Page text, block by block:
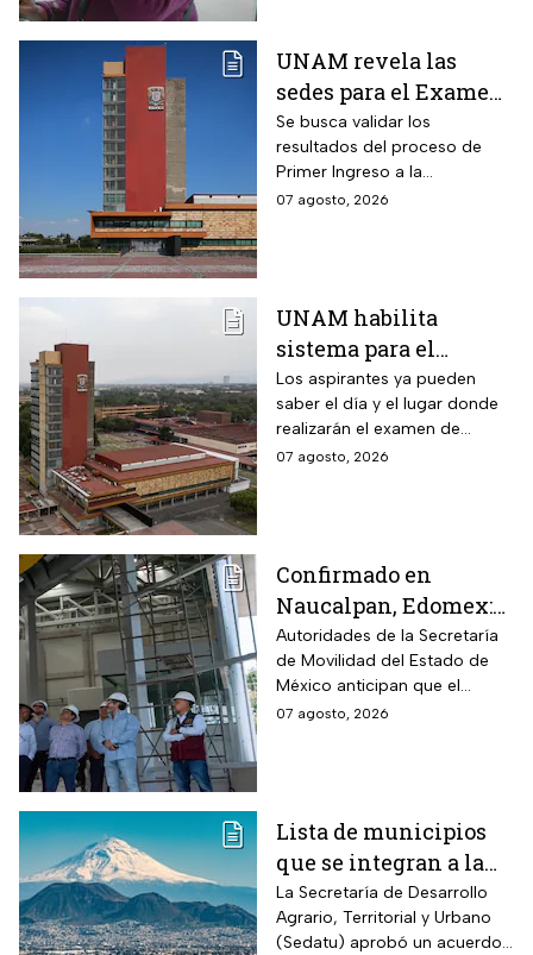
UNAM revela las
sedes para el Examen
de control 2026;
consulta dónde será
Se busca validar los
resultados del proceso de
Primer Ingreso a la
Licenciatura luego de
07 agosto, 2026
UNAM habilita
sistema para el
examen de control: así
puedes consultar
fecha, hora y sede
Los aspirantes ya pueden
saber el día y el lugar donde
realizarán el examen de
control de forma presencial
07 agosto, 2026
Confirmado en
Naucalpan, Edomex:
la Línea 3 del
Mexicable llega al
71,4% de avance y
anuncian cuándo
Autoridades de la Secretaría
de Movilidad del Estado de
México anticipan que el
transporte teleférico reducirá
07 agosto, 2026
Lista de municipios
que se integran a la
Zona Metropolitana
del Valle de México
La Secretaría de Desarrollo
Agrario, Territorial y Urbano
(Sedatu) aprobó un acuerdo